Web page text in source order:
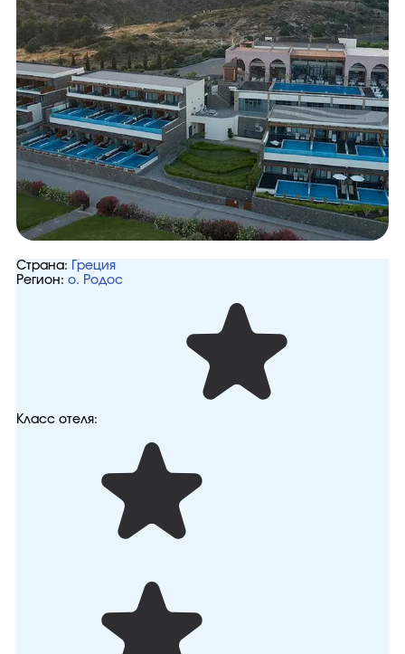
Страна:
Греция
Регион: о. Родос
Класс отеля: